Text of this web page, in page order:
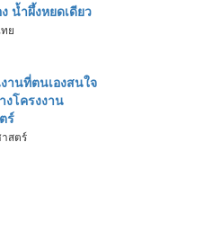
น้ำผึ้งหยดเดียว
ย
านที่ตนเองสนใจ
งโครงงาน
ร์
สตร์